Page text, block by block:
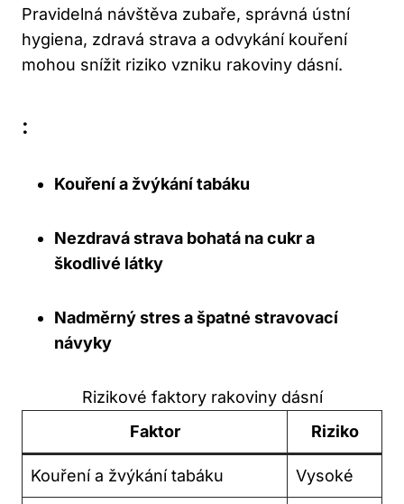
Pravidelná návštěva zubaře, správná ústní
hygiena, zdravá strava a odvykání kouření
mohou snížit riziko vzniku rakoviny dásní.
:
Kouření a žvýkání tabáku
Nezdravá strava bohatá na cukr a
škodlivé látky
Nadměrný stres a špatné stravovací
návyky
Rizikové faktory rakoviny dásní
Faktor
Riziko
Kouření a žvýkání tabáku Vysoké